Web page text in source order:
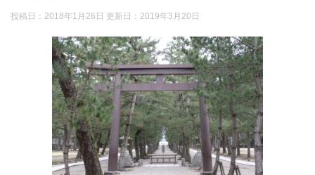
投稿日：2018年1月26日 更新日： 2019年3月20日